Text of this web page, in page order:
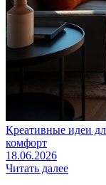
Креативные идеи
комфорт
18.06.2026
Читать далее